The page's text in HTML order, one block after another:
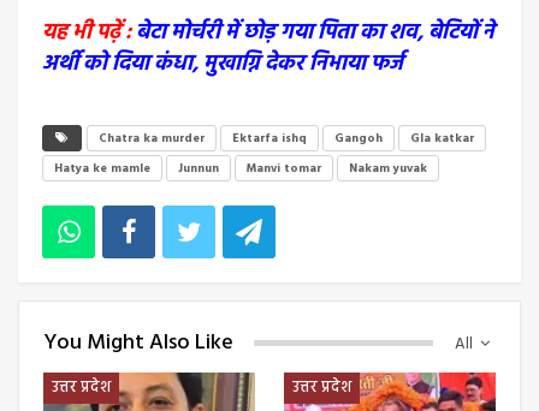
यह भी पढ़ें :बेटा मोर्चरी में छोड़ गया पिता का शव, बेटियों ने
अर्थी को दिया कंधा, मुखाग्नि देकर निभाया फर्ज
Chatra ka murder Ektarfa ishq Gangoh
Gla katkar
Hatya ke mamle
Junnun Manvi tomar Nakam yuvak
All
You Might Also Like
उत्तर प्रदेश उत्तर प्रदेश